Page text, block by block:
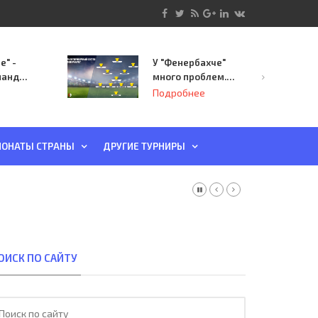
-
У "Фенербахче"
много проблем.
Но он опасен для
Подробнее
СТРАНЫ ДРУГИЕ ТУРНИРЫ
ПО САЙТУ